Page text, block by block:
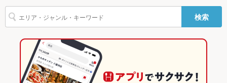
TV・プロジ
ェクタ
あり
飲み放題 あり ：生ビール込のコース飲放題有！
名古屋駅 × 焼肉・ホルモン
名古屋駅 × 焼肉
愛知
愛知 × 焼肉・ホルモン
愛知 × 焼肉
名鉄名古屋駅
愛知のグルメランキング
愛知の焼肉・ホルモンランキング
名古屋（名古屋駅/西区/中村区）のグルメランキング
名古屋（名古屋駅/西区/中村区）の焼肉・ホルモンランキング
検索